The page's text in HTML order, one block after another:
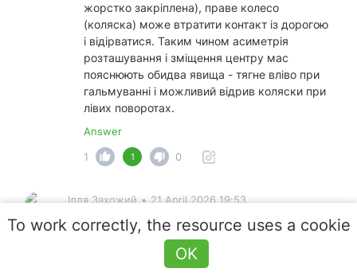
жорстко закріплена), праве колесо
(коляска) може втратити контакт із дорогою
і відірватися. Таким чином асиметрія
розташування і зміщення центру мас
пояснюють обидва явища - тягне вліво при
гальмуванні і можливий відрив коляски при
лівих поворотах.
Answer
1
1 0
Ілля Захожий • 21 April 2026 19:53
Чомусь на мотоцикл з боковим причепом
вирішили застосувати логіку повороту
мотоциклу без бокового причепу. Хоча як би ти
не старався «закласти» мотоцикл з боковим
To work correctly, the resource uses a cookie
OK